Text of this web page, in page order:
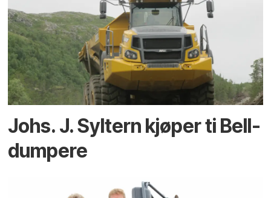
Johs. J. Syltern kjøper ti Bell-
dumpere